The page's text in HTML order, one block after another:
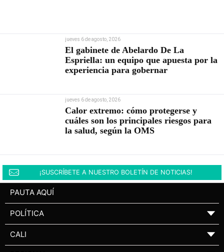
jueves 6 de agosto, 2026
El gabinete de Abelardo De La
Espriella: un equipo que apuesta por la
experiencia para gobernar
jueves 6 de agosto, 2026
Calor extremo: cómo protegerse y
cuáles son los principales riesgos para
la salud, según la OMS
¡SUSCRÍBETE A NUESTRO BOLETÍN DE NOTICIAS!
PAUTA AQUÍ
POLÍTICA ▼
CALI ▼